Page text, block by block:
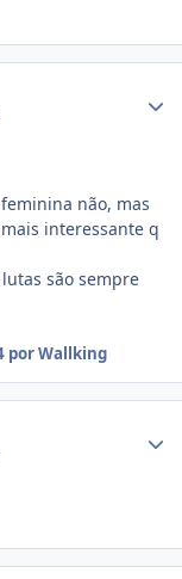
não, mas
interessante q
são sempre
por Wallking